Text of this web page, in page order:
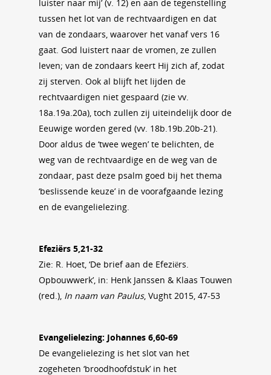
luister naar mij’ (v. 12) en aan de tegenstelling
tussen het lot van de rechtvaardigen en dat
van de zondaars, waarover het vanaf vers 16
gaat. God luistert naar de vromen, ze zullen
leven; van de zondaars keert Hij zich af, zodat
zij sterven. Ook al blijft het lijden de
rechtvaardigen niet gespaard (zie vv.
18a.19a.20a), toch zullen zij uiteindelijk door de
Eeuwige worden gered (vv. 18b.19b.20b‑21).
Door aldus de ‘twee wegen’ te belichten, de
weg van de rechtvaardige en de weg van de
zondaar, past deze psalm goed bij het thema
‘beslissende keuze’ in de voorafgaande lezing
en de evangelielezing.
Efeziërs 5,21-32
Zie: R. Hoet, ‘De brief aan de Efeziërs.
Opbouwwerk’, in: Henk Janssen & Klaas Touwen
(red.), In naam van Paulus, Vught 2015, 47-53
Evangelielezing: Johannes 6,60-69
De evangelielezing is het slot van het
zogeheten ‘broodhoofdstuk’ in het